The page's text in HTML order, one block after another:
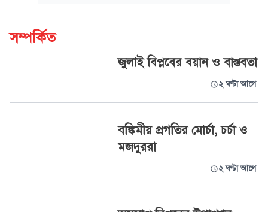
সম্পর্কিত
জুলাই বিপ্লবের বয়ান ও বাস্তবতা
২ ঘণ্টা আগে
বঙ্কিমীয় প্রগতির মোর্চা, চর্চা ও
মজদুররা
২ ঘণ্টা আগে